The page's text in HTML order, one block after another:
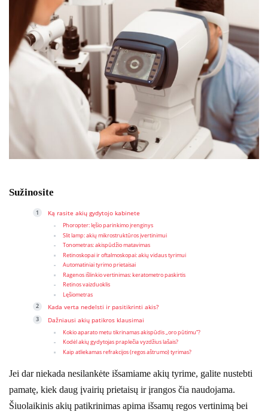
Sužinosite
Ką rasite akių gydytojo kabinete
Phoropter: lęšio parinkimo įrenginys
Slit lamp: akių mikrostruktūros įvertinimui
Tonometras: akispūdžio matavimas
Retinoskopai ir oftalmoskopai: akių vidaus tyrimui
Automatiniai tyrimo prietaisai
Ragenos išlinkio vertinimas: keratometro paskirtis
Retinos vaizduoklis
Lęšiometras
Kada verta nedelsti ir pasitikrinti akis?
Dažniausi akių patikros klausimai
Kokio aparato metu tikrinamas akispūdis „oro pūtimu“?
Kodėl akių gydytojas praplečia vyzdžius lašais?
Kaip atliekamas refrakcijos (regos aštrumo) tyrimas?
Jei dar niekada nesilankėte išsamiame akių tyrime, galite nustebti
pamatę, kiek daug įvairių prietaisų ir įrangos čia naudojama.
Šiuolaikinis akių patikrinimas apima išsamų regos vertinimą bei